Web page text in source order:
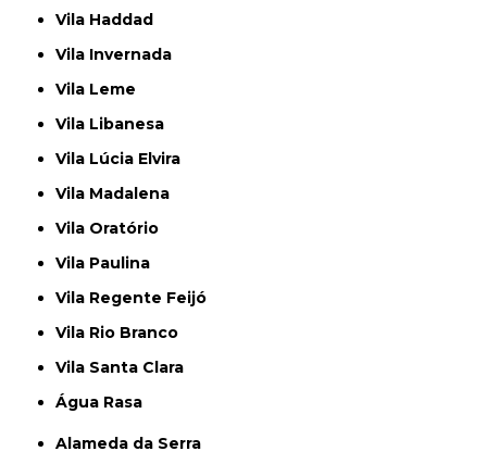
Vila Haddad
Vila Invernada
Vila Leme
Vila Libanesa
Vila Lúcia Elvira
Vila Madalena
Vila Oratório
Vila Paulina
Vila Regente Feijó
Vila Rio Branco
Vila Santa Clara
Água Rasa
Alameda da Serra